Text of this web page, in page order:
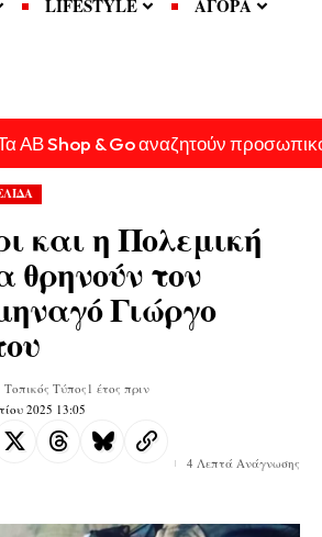
LIFESTYLE ΑΓΟΡΑ
ΑΒ Shop & Go αναζητούν
και η Πολεμική
θρηνούν τον
Γιώργο
2025 13:05
Τοπικός Τύπος1 έτος πριν
4 Λεπτά Ανάγνωσης